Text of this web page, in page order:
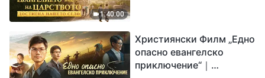
1:40:00
Християнски Филм „Едно
опасно евангелско
приключение“｜